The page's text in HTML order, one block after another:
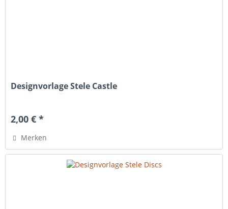
Designvorlage Stele Castle
2,00 € *
Merken